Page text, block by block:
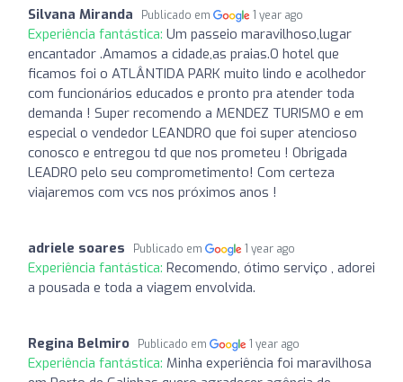
Silvana Miranda Publicado em 1 year ago
Experiência fantástica: Um passeio maravilhoso,lugar
encantador .Amamos a cidade,as praias.O hotel que
ficamos foi o ATLÂNTIDA PARK muito lindo e acolhedor
com funcionários educados e pronto pra atender toda
demanda ! Super recomendo a MENDEZ TURISMO e em
especial o vendedor LEANDRO que foi super atencioso
conosco e entregou td que nos prometeu ! Obrigada
LEADRO pelo seu comprometimento! Com certeza
viajaremos com vcs nos próximos anos !
adriele soares Publicado em 1 year ago
Experiência fantástica: Recomendo, ótimo serviço , adorei
a pousada e toda a viagem envolvida.
Regina Belmiro Publicado em 1 year ago
Experiência fantástica: Minha experiência foi maravilhosa